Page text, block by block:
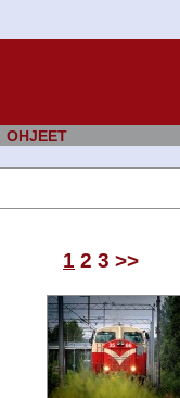
OHJEET
1 2 3 >>